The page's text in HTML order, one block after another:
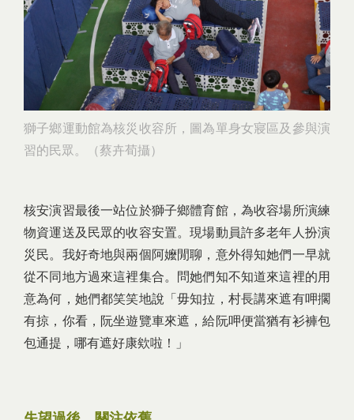
獅子鄉運動館為核災收容所，圖為單身女寢區及參與演
習的民眾。（蔡卉荀攝）
核安演習最後一站位於獅子鄉體育館，為收容場所演練
物資運送及民眾的收容安置。現場動員許多老年人扮演
災民。我好奇地與兩個阿嬤閒聊，意外得知她們一早就
從不同地方過來這裡集合。問她們知不知道來這裡的用
意為何，她們都笑笑地說「毋知拉，村長講來遮有呷擱
有掠，你看，阮坐遊覽車來遮，給阮呷便當猶有衫褲包
包通提，哪有遮好康欸啦！」